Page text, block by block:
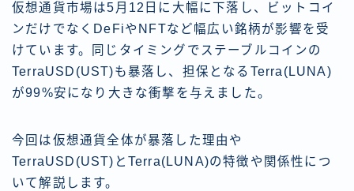
仮想通貨市場は5月12日に大幅に下落し、ビットコイ
ンだけでなくDeFiやNFTなど幅広い銘柄が影響を受
けています。同じタイミングでステーブルコインの
TerraUSD(UST)も暴落し、担保となるTerra(LUNA)
が99%安になり大きな衝撃を与えました。
今回は仮想通貨全体が暴落した理由や
TerraUSD(UST)とTerra(LUNA)の特徴や関係性につ
いて解説します。